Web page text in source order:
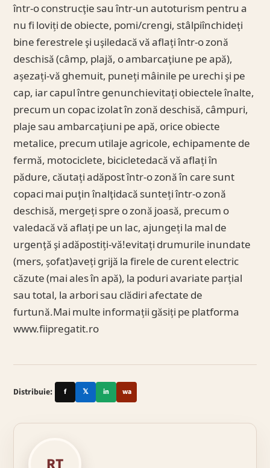
într-o construcţie sau într-un autoturism pentru a
nu fi loviți de obiecte, pomi/crengi, stâlpiînchideți
bine ferestrele şi uşiledacă vă aflați într-o zonă
deschisă (câmp, plajă, o ambarcaţiune pe apă),
așezați-vă ghemuit, puneți mâinile pe urechi şi pe
cap, iar capul între genunchievitați obiectele înalte,
precum un copac izolat în zonă deschisă, câmpuri,
plaje sau ambarcaţiuni pe apă, orice obiecte
metalice, precum utilaje agricole, echipamente de
fermă, motociclete, bicicletedacă vă aflați în
pădure, căutați adăpost într-o zonă în care sunt
copaci mai puţin înalţidacă sunteți într-o zonă
deschisă, mergeți spre o zonă joasă, precum o
valedacă vă aflați pe un lac, ajungeți la mal de
urgenţă şi adăpostiți-vă!evitați drumurile inundate
(mers, șofat)aveți grijă la firele de curent electric
căzute (mai ales în apă), la poduri avariate parțial
sau total, la arbori sau clădiri afectate de
furtună.Mai multe informații găsiți pe platforma
www.fiipregatit.ro
Distribuie: f 𝕏 in wa